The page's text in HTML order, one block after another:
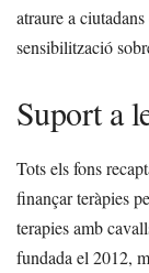
atraure a
sensibilització
Suport a
Tots els fons
finançar teràpies
terapies amb
fundada el 2012,